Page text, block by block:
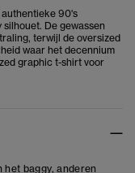
authentieke 90's
De gewassen
terwijl de oversized
waar het decennium
graphic t-shirt voor
het baggy, anderen